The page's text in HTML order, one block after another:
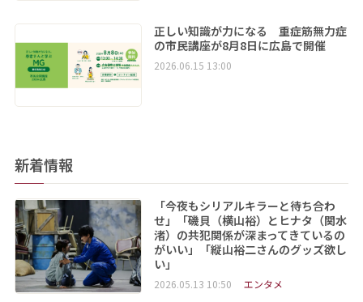
正しい知識が力になる 重症筋無力症
の市民講座が8月8日に広島で開催
2026.06.15 13:00
新着情報
「今夜もシリアルキラーと待ち合わ
せ」「磯貝（横山裕）とヒナタ（関水
渚）の共犯関係が深まってきているの
がいい」「縦山裕二さんのグッズ欲し
い」
2026.05.13 10:50 エンタメ